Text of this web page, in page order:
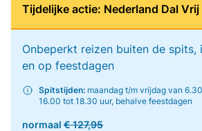
Tijdelijke actie: Nederland Dal
Onbeperkt reizen buiten de spits,
en op feestdagen
Spitstijden: maandag t/m vrijdag van
16.00 tot 18.30 uur, behalve feestdagen
normaal € 127,95